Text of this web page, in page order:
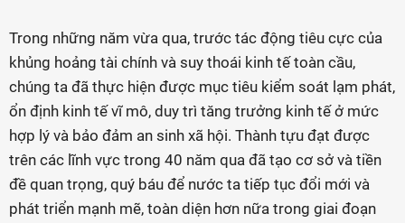
Trong những năm vừa qua, trước tác động tiêu cực của
khủng hoảng tài chính và suy thoái kinh tế toàn cầu,
chúng ta đã thực hiện được mục tiêu kiểm soát lạm phát,
ổn định kinh tế vĩ mô, duy trì tăng trưởng kinh tế ở mức
hợp lý và bảo đảm an sinh xã hội. Thành tựu đạt được
trên các lĩnh vực trong 40 năm qua đã tạo cơ sở và tiền
đề quan trọng, quý báu để nước ta tiếp tục đổi mới và
phát triển mạnh mẽ, toàn diện hơn nữa trong giai đoạn